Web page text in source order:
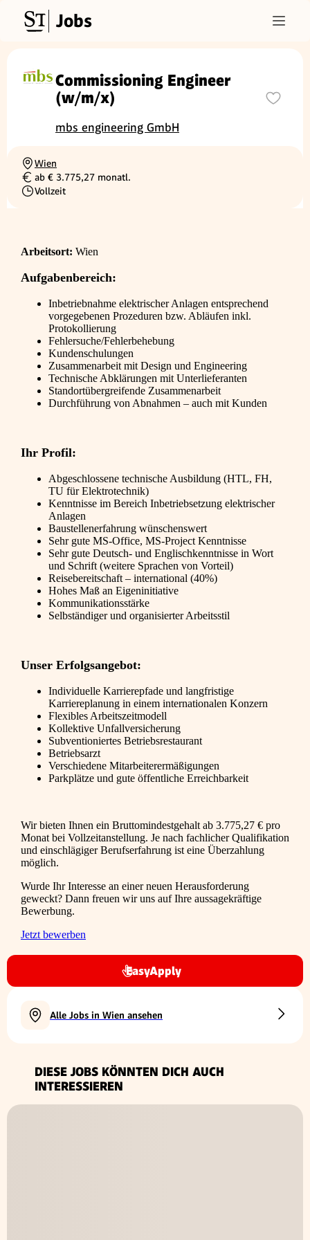
Jobs
Commissioning Engineer
(w/m/x)
mbs engineering GmbH
Ortschaft
Wien
Gehalt
ab € 3.775,27 monatl.
Beschäftigungsart
Vollzeit
Arbeitsort: Wien
Aufgabenbereich:
Inbetriebnahme elektrischer Anlagen entsprechend
vorgegebenen Prozeduren bzw. Abläufen inkl.
Protokollierung
Fehlersuche/Fehlerbehebung
Kundenschulungen
Zusammenarbeit mit Design und Engineering
Technische Abklärungen mit Unterlieferanten
Standortübergreifende Zusammenarbeit
Durchführung von Abnahmen – auch mit Kunden
Ihr Profil:
Abgeschlossene technische Ausbildung (HTL, FH,
TU für Elektrotechnik)
Kenntnisse im Bereich Inbetriebsetzung elektrischer
Anlagen
Baustellenerfahrung wünschenswert
Sehr gute MS-Office, MS-Project Kenntnisse
Sehr gute Deutsch- und Englischkenntnisse in Wort
und Schrift (weitere Sprachen von Vorteil)
Reisebereitschaft – international (40%)
Hohes Maß an Eigeninitiative
Kommunikationsstärke
Selbständiger und organisierter Arbeitsstil
Unser Erfolgsangebot:
Individuelle Karrierepfade und langfristige
Karriereplanung in einem internationalen Konzern
Flexibles Arbeitszeitmodell
Kollektive Unfallversicherung
Subventioniertes Betriebsrestaurant
Betriebsarzt
Verschiedene Mitarbeiterermäßigungen
Parkplätze und gute öffentliche Erreichbarkeit
Wir bieten Ihnen ein Bruttomindestgehalt ab 3.775,27 € pro
Monat bei Vollzeitanstellung. Je nach fachlicher Qualifikation
und einschlägiger Berufserfahrung ist eine Überzahlung
möglich.
Wurde Ihr Interesse an einer neuen Herausforderung
geweckt? Dann freuen wir uns auf Ihre aussagekräftige
Bewerbung.
Jetzt bewerben
EasyApply
Alle Jobs in Wien ansehen
DIESE JOBS KÖNNTEN DICH AUCH
INTERESSIEREN